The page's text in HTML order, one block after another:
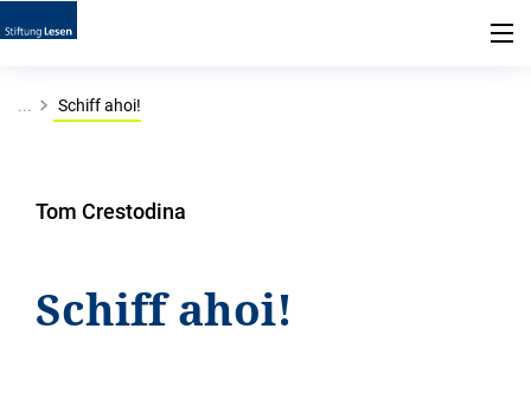
... Schiff ahoi!
Tom Crestodina
Schiff ahoi!